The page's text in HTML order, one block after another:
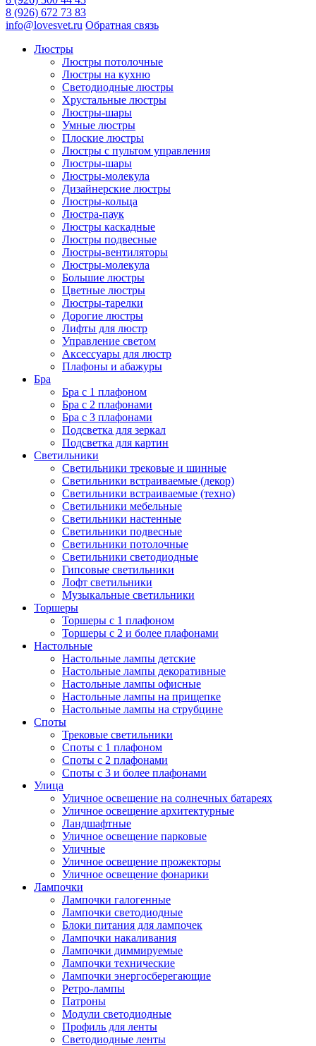
8 (926) 672 73 83
info@lovesvet.ru Обратная связь
Люстры
Люстры потолочные
Люстры на кухню
Светодиодные люстры
Хрустальные люстры
Люстры-шары
Умные люстры
Плоские люстры
Люстры с пультом управления
Люстры-шары
Люстры-молекула
Дизайнерские люстры
Люстры-кольца
Люстра-паук
Люстры каскадные
Люстры подвесные
Люстры-вентиляторы
Люстры-молекула
Большие люстры
Цветные люстры
Люстры-тарелки
Дорогие люстры
Лифты для люстр
Управление светом
Аксессуары для люстр
Плафоны и абажуры
Бра
Бра с 1 плафоном
Бра с 2 плафонами
Бра с 3 плафонами
Подсветка для зеркал
Подсветка для картин
Светильники
Светильники трековые и шинные
Светильники встраиваемые (декор)
Светильники встраиваемые (техно)
Светильники мебельные
Светильники настенные
Светильники подвесные
Светильники потолочные
Светильники светодиодные
Гипсовые светильники
Лофт светильники
Музыкальные светильники
Торшеры
Торшеры с 1 плафоном
Торшеры с 2 и более плафонами
Настольные
Настольные лампы детские
Настольные лампы декоративные
Настольные лампы офисные
Настольные лампы на прищепке
Настольные лампы на струбцине
Споты
Трековые светильники
Споты с 1 плафоном
Споты с 2 плафонами
Споты с 3 и более плафонами
Улица
Уличное освещение на солнечных батареях
Уличное освещение архитектурные
Ландшафтные
Уличное освещение парковые
Уличные
Уличное освещение прожекторы
Уличное освещение фонарики
Лампочки
Лампочки галогенные
Лампочки светодиодные
Блоки питания для лампочек
Лампочки накаливания
Лампочки диммируемые
Лампочки технические
Лампочки энергосберегающие
Ретро-лампы
Патроны
Модули светодиодные
Профиль для ленты
Светодиодные ленты